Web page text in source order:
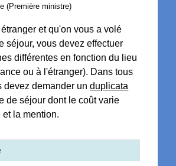
(Première ministre)
et qu'on vous a volé
séjour, vous devez effectuer
différentes en fonction du lieu
ou à l'étranger). Dans tous
devez demander unduplicata
de séjour dont le coût varie
la mention.